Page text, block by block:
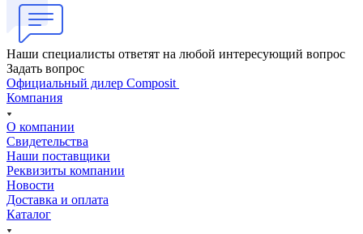
Наши специалисты ответят на любой интересующий вопрос
Задать вопрос
Официальный дилер Composit
Компания
О компании
Свидетельства
Наши поставщики
Реквизиты компании
Новости
Доставка и оплата
Каталог